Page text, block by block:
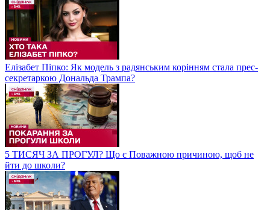
Елізабет Піпко: Як модель з радянським корінням стала прес-
секретаркою Дональда Трампа?
5 ТИСЯЧ ЗА ПРОГУЛ? Що є Поважною причиною, щоб не
йти до школи?